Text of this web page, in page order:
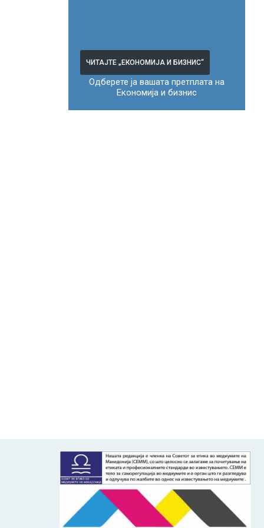
ЧИТАЈТЕ „ЕКОНОМИЈА И БИЗНИС“
Одберете ја вашата претплата на
Економија и бизнис